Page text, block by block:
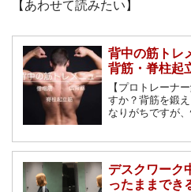
【あわせて読みたい】
背中の筋トレ
背筋・脊柱起
【プロトレーナ
すか？背筋を鍛
なりがちですが
を使って行える
ます。
デスクワーク
ったままでき